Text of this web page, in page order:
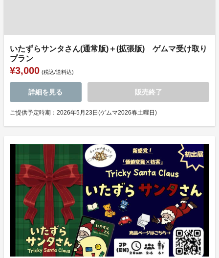
いたずらサンタさん(通常版)＋(拡張版) ゲムマ受け取り
プラン
¥3,000 (税込/送料込)
詳細を見る 販売終了
ご提供予定時期：2026年5月23日(ゲムマ2026春土曜日)